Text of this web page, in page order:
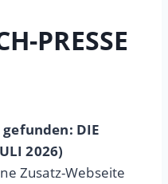
PRESSE
DIE
2026)
Zusatz-Webseite